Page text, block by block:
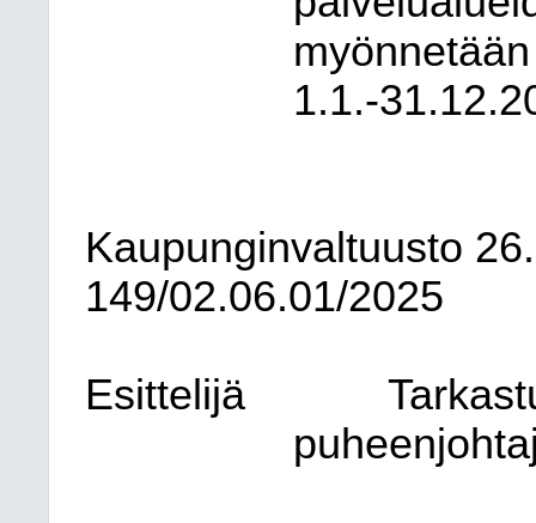
1.1.-
Kaupunginvaltuusto
149/02.06.01/2025
Esittelijä